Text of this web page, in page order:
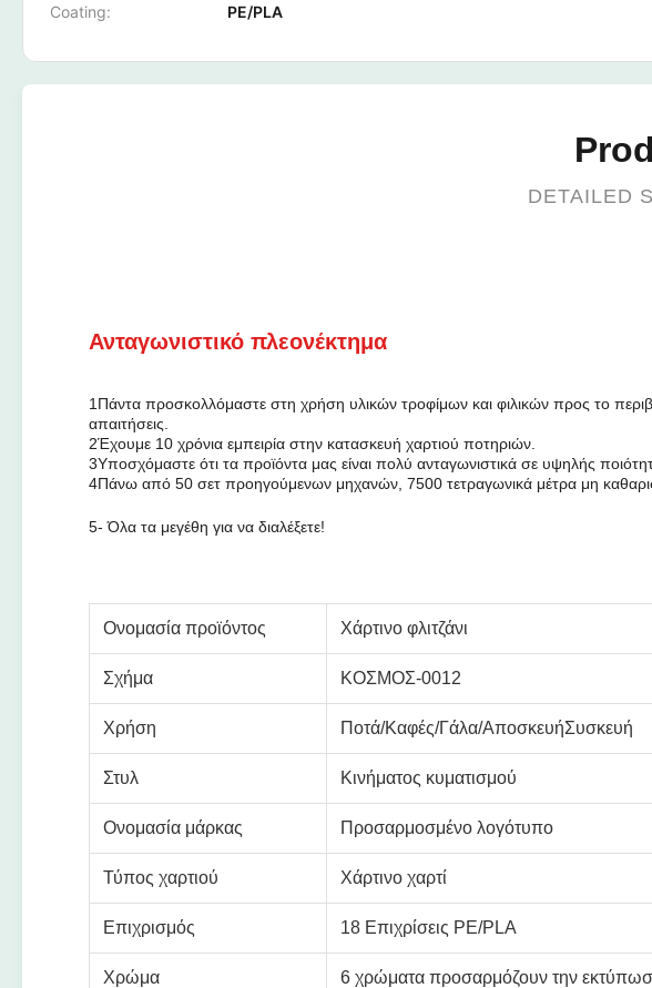
Coating: PE/PLA
DETAILED
Ανταγωνιστικό πλεονέκτημα
1Πάντα προσκολλόμαστε στη χρήση υλικών τροφίμων και φιλικών προς το
απαιτήσεις.
2Έχουμε 10 χρόνια εμπειρία στην κατασκευή χαρτιού ποτηριών.
3Υποσχόμαστε ότι τα προϊόντα μας είναι πολύ ανταγωνιστικά σε υψηλής
4Πάνω από 50 σετ προηγούμενων μηχανών, 7500 τετραγωνικά μέτρα μη
5- Όλα τα μεγέθη για να διαλέξετε!
Ονομασία προϊόντος Χάρτινο φλιτζάνι
Σχήμα ΚΟΣΜΟΣ-0012
Χρήση Ποτά/Καφές/Γάλα/ΑποσκευήΣυσκευή
Στυλ Κινήματος κυματισμού
Ονομασία μάρκας Προσαρμοσμένο λογότυπο
Τύπος χαρτιού Χάρτινο χαρτί
Επιχρισμός 18 Επιχρίσεις PE/PLA
Χρώμα 6 χρώματα προσαρμόζουν την